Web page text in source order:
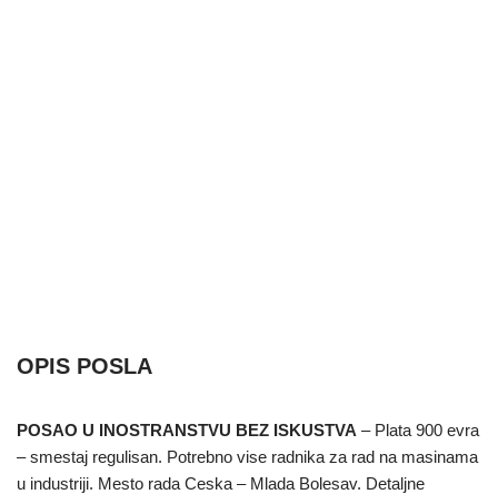
OPIS POSLA
POSAO U INOSTRANSTVU BEZ ISKUSTVA – Plata 900 evra
– smestaj regulisan. Potrebno vise radnika za rad na masinama
u industriji. Mesto rada Ceska – Mlada Bolesav. Detaljne